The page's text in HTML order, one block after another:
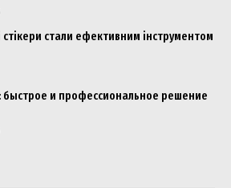
стікери стали ефективним інструментом
быстрое и профессиональное решение